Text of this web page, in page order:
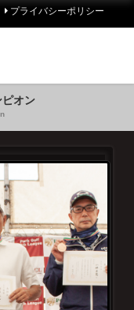
プライバシーポリシー
ピオン